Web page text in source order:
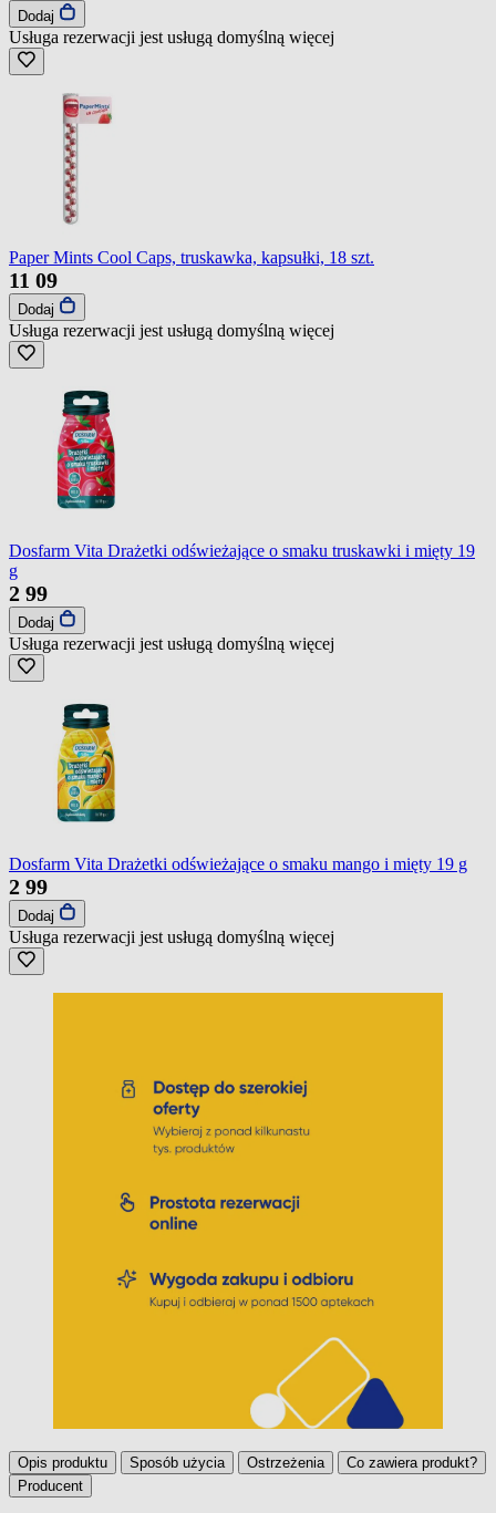
Dodaj
Usługa rezerwacji jest usługą domyślną więcej
Paper Mints Cool Caps, truskawka, kapsułki, 18 szt.
11 09
Dodaj
Usługa rezerwacji jest usługą domyślną więcej
Dosfarm Vita Drażetki odświeżające o smaku truskawki i mięty 19
g
2 99
Dodaj
Usługa rezerwacji jest usługą domyślną więcej
Dosfarm Vita Drażetki odświeżające o smaku mango i mięty 19 g
2 99
Dodaj
Usługa rezerwacji jest usługą domyślną więcej
Opis produktu Sposób użycia Ostrzeżenia
Co zawiera produkt?
Producent